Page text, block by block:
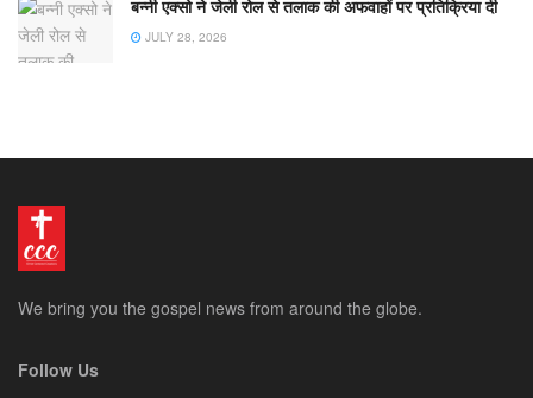
बन्नी एक्सो ने जेली रोल से तलाक की अफवाहों पर प्रतिक्रिया दी
JULY 28, 2026
We bring you the gospel news from around the globe.
Follow Us